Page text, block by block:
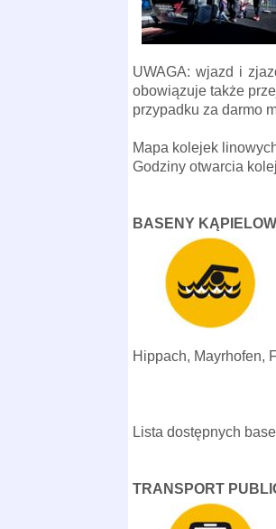
UWAGA: wjazd i
obowiązuje także
przypadku za darmo
Mapa kolejek
Godziny otwarcia
BASENY
Hippach, Mayrhofen,
Lista dostępnych
TRANSPORT